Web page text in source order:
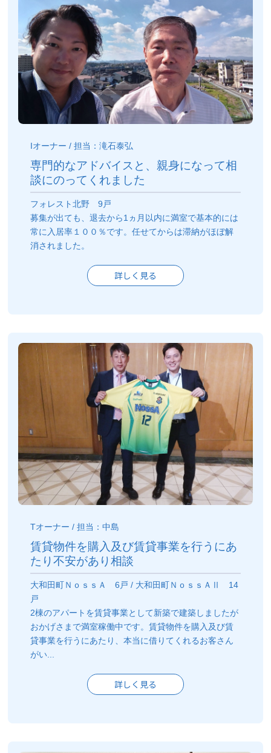
Iオーナー / 担当：滝石泰弘
専門的なアドバイスと、親身になって相
談にのってくれました
フォレスト北野 9戸
募集が出ても、退去から1ヵ月以内に満室で基本的には
常に入居率１００％です。任せてからは滞納がほぼ解
消されました。
詳しく見る
Tオーナー / 担当：中島
賃貸物件を購入及び賃貸事業を行うにあ
たり不安があり相談
大和田町ＮｏｓｓＡ 6戸 / 大和田町ＮｏｓｓＡⅡ 14
戸
2棟のアパートを賃貸事業として新築で建築しましたが
おかげさまで満室稼働中です。賃貸物件を購入及び賃
貸事業を行うにあたり、本当に借りてくれるお客さん
がい...
詳しく見る